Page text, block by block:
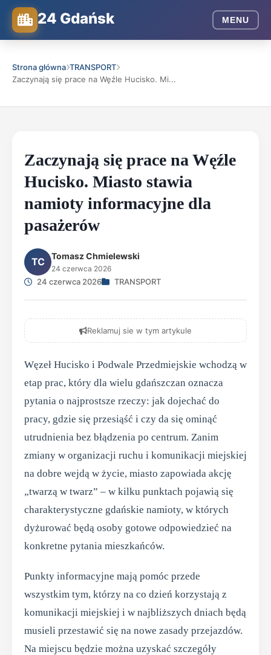
24 Gdańsk MENU
Strona główna TRANSPORT
Zaczynają się prace na Węźle Hucisko. Mi...
Zaczynają się prace na Węźle
Hucisko. Miasto stawia
namioty informacyjne dla
pasażerów
TC Tomasz Chmielewski
24 czerwca 2026
24 czerwca 2026 TRANSPORT
Reklamuj sie w tym artykule
Węzeł Hucisko i Podwale Przedmiejskie wchodzą w
etap prac, który dla wielu gdańszczan oznacza
pytania o najprostsze rzeczy: jak dojechać do
pracy, gdzie się przesiąść i czy da się ominąć
utrudnienia bez błądzenia po centrum. Zanim
zmiany w organizacji ruchu i komunikacji miejskiej
na dobre wejdą w życie, miasto zapowiada akcję
„twarzą w twarz” – w kilku punktach pojawią się
charakterystyczne gdańskie namioty, w których
dyżurować będą osoby gotowe odpowiedzieć na
konkretne pytania mieszkańców.
Punkty informacyjne mają pomóc przede
wszystkim tym, którzy na co dzień korzystają z
komunikacji miejskiej i w najbliższych dniach będą
musieli przestawić się na nowe zasady przejazdów.
Na miejscu będzie można uzyskać szczegóły